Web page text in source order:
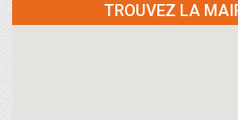
TROUVEZ LA